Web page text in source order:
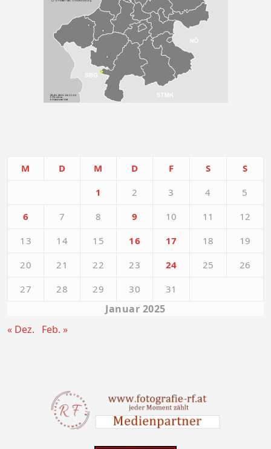
Januar 2025
M D M D F S
S
1
2 3 4
5
6
7 8 9 10 11
12
13
14 15 16 17 18
19
20
21 22 23 24 25
26
27
28 29 30 31
« Dez. Feb. »